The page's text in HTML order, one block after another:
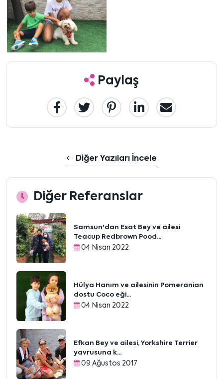
Paylaş
Diğer Yazıları İncele
Diğer Referanslar
Samsun'dan Esat Bey ve ailesi
Teacup Redbrown Pood...
04 Nisan 2022
Hülya Hanım ve ailesinin Pomeranian
dostu Coco eği...
04 Nisan 2022
Efkan Bey ve ailesi, Yorkshire Terrier
yavrusuna k...
09 Ağustos 2017